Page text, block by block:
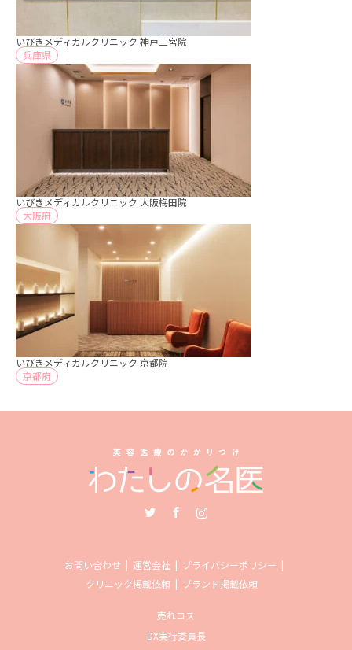
いびきメディカルクリニック 神戸三宮院
兵庫県
いびきメディカルクリニック 大阪梅田院
大阪府
いびきメディカルクリニック 京都院
京都府
お問い合わせ 運営会社
プライバシーポリシー
クリニック掲載依頼
ブランド掲載依頼
売れコス
DX実行委員長